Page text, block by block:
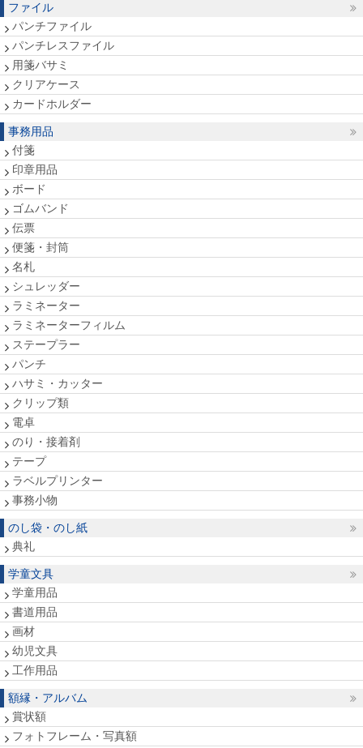
ファイル
パンチファイル
パンチレスファイル
用箋バサミ
クリアケース
カードホルダー
事務用品
付箋
印章用品
ボード
ゴムバンド
伝票
便箋・封筒
名札
シュレッダー
ラミネーター
ラミネーターフィルム
ステープラー
パンチ
ハサミ・カッター
クリップ類
電卓
のり・接着剤
テープ
ラベルプリンター
事務小物
のし袋・のし紙
典礼
学童文具
学童用品
書道用品
画材
幼児文具
工作用品
額縁・アルバム
賞状額
フォトフレーム・写真額